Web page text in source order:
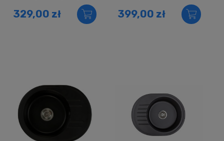
329,00 zł 399,00 zł